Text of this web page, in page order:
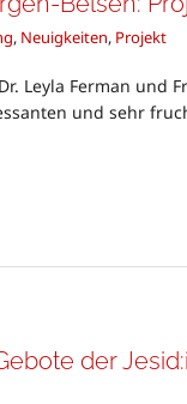
, Neuigkeiten, Projekt
Leyla Ferman und
und sehr
der